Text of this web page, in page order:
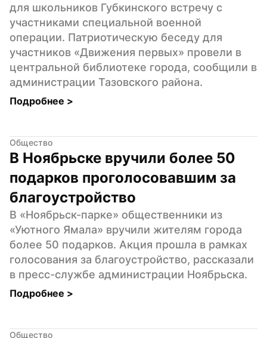
для школьников Губкинского встречу с
участниками специальной военной
операции. Патриотическую беседу для
участников «Движения первых» провели в
центральной библиотеке города, сообщили в
администрации Тазовского района.
Подробнее >
Общество
В Ноябрьске вручили более 50
подарков проголосовавшим за
благоустройство
В «Ноябрьск-парке» общественники из
«Уютного Ямала» вручили жителям города
более 50 подарков. Акция прошла в рамках
голосования за благоустройство, рассказали
в пресс-службе администрации Ноябрьска.
Подробнее >
Общество